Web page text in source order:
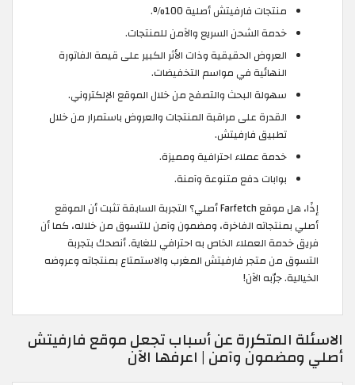
منتجات فارفيتش أصلية 100%.
خدمة الشحن السريع والآمن للمنتجات.
العروض الحقيقية وذات الأثر الكبير على قيمة الفاتورة
النهائية في مواسم التخفيضات.
سهولة البحث والتصفح من خلال الموقع الإلكتروني.
القدرة على مراقبة المنتجات والعروض باستمرار من خلال
تطبيق فارفيتش.
خدمة عملاء احترافية ومميزة.
بوابات دفع متنوعة وآمنة.
إذًا، هل موقع Farfetch أصلي؟ التجربة السابقة تثبت أن الموقع
أصلي بمنتجاته الفاخرة، ومضمون وآمن للتسوق من خلاله، كما أن
فريق خدمة العملاء الخاص به احترافي للغاية. أنصحك بتجربة
التسوق من متجر فارفيتش المغرب والاستمتاع بمنتجاته وعروضه
الخيالية. جرّبه الآن!
الاسئلة المتكررة عن أسباب تجعل موقع فارفيتش
أصلي ومضمون وآمن | اعرفها الآن